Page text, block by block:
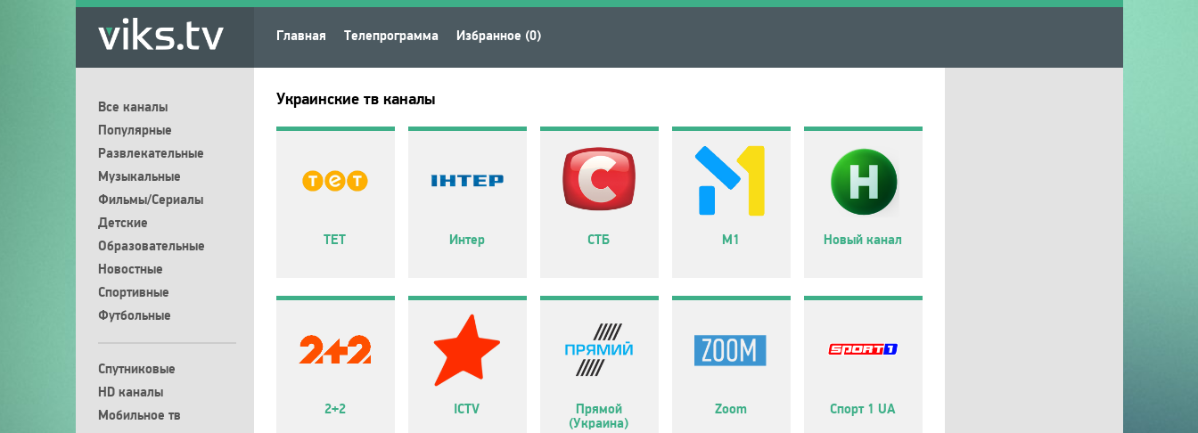
Главная Телепрограмма Избранное (0)
Все каналы
Популярные
Развлекательные
Музыкальные
Фильмы/Сериалы
Детские
Образовательные
Новостные
Спортивные
Футбольные
Спутниковые
HD каналы
Мобильное тв
Украинские тв каналы
ТЕТ Интер СТБ М1 Новый канал
2+2 ICTV
Прямой
(Украина)
Zoom Спорт 1 UA